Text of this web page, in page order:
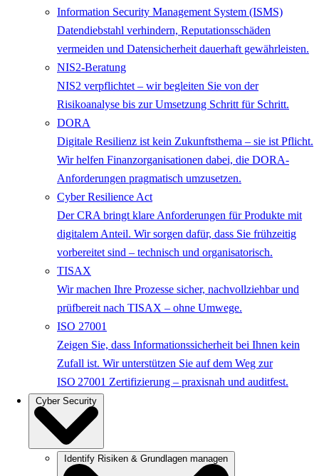
Information Security Management System (ISMS)
Datendiebstahl verhindern, Reputationsschäden
vermeiden und Datensicherheit dauerhaft gewährleisten.
NIS2-Beratung
NIS2 verpflichtet – wir begleiten Sie von der
Risikoanalyse bis zur Umsetzung Schritt für Schritt.
DORA
Digitale Resilienz ist kein Zukunftsthema – sie ist Pflicht.
Wir helfen Finanzorganisationen dabei, die DORA-
Anforderungen pragmatisch umzusetzen.
Cyber Resilience Act
Der CRA bringt klare Anforderungen für Produkte mit
digitalem Anteil. Wir sorgen dafür, dass Sie frühzeitig
vorbereitet sind – technisch und organisatorisch.
TISAX
Wir machen Ihre Prozesse sicher, nachvollziehbar und
prüfbereit nach TISAX – ohne Umwege.
ISO 27001
Zeigen Sie, dass Informationssicherheit bei Ihnen kein
Zufall ist. Wir unterstützen Sie auf dem Weg zur
ISO 27001 Zertifizierung – praxisnah und auditfest.
Cyber Security
Identify Risiken & Grundlagen managen